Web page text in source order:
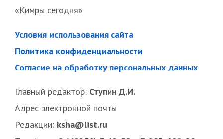
«Кимры сегодня»
Условия использования сайта
Политика конфиденциальности
Согласие на обработку персональных данных
Главный редактор: Ступин Д.И.
Адрес электронной почты
Редакции: ksha@list.ru